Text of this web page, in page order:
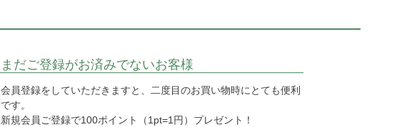
まだご登録がお済みでないお客様
会員登録をしていただきますと、二度目のお買い物時にとても便利
です。
新規会員ご登録で100ポイント（1pt=1円）プレゼント！